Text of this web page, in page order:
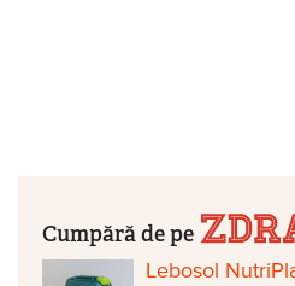
Cumpără de pe
Lebosol